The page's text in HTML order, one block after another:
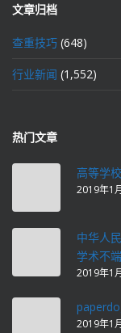
文章归档
查重技巧 (648)
行业新闻 (1,552)
热门文章
高等学
2019年1
中华人
学术不
2019年1
2019年1